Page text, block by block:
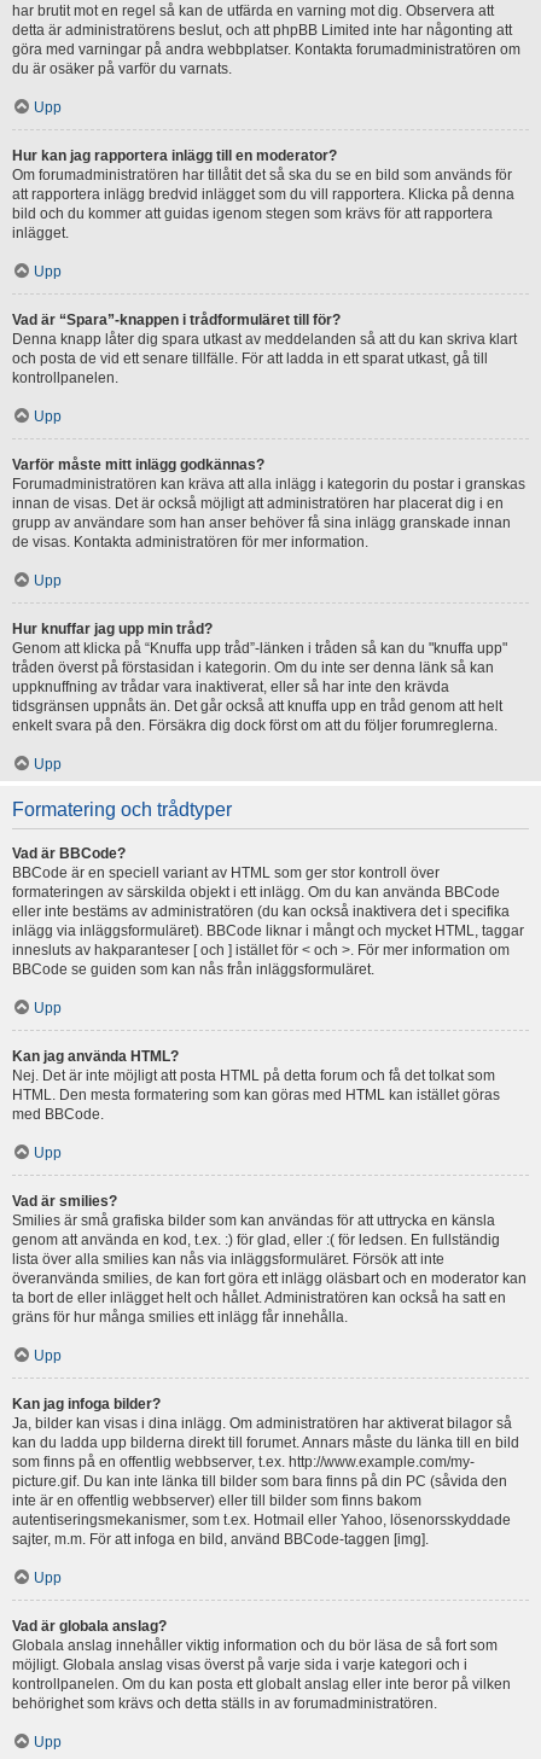
har brutit mot en regel så kan de utfärda en varning mot dig. Observera att
detta är administratörens beslut, och att phpBB Limited inte har någonting att
göra med varningar på andra webbplatser. Kontakta forumadministratören om
du är osäker på varför du varnats.
Upp
Hur kan jag rapportera inlägg till en moderator?
Om forumadministratören har tillåtit det så ska du se en bild som används för
att rapportera inlägg bredvid inlägget som du vill rapportera. Klicka på denna
bild och du kommer att guidas igenom stegen som krävs för att rapportera
inlägget.
Upp
Vad är “Spara”-knappen i trådformuläret till för?
Denna knapp låter dig spara utkast av meddelanden så att du kan skriva klart
och posta de vid ett senare tillfälle. För att ladda in ett sparat utkast, gå till
kontrollpanelen.
Upp
Varför måste mitt inlägg godkännas?
Forumadministratören kan kräva att alla inlägg i kategorin du postar i granskas
innan de visas. Det är också möjligt att administratören har placerat dig i en
grupp av användare som han anser behöver få sina inlägg granskade innan
de visas. Kontakta administratören för mer information.
Upp
Hur knuffar jag upp min tråd?
Genom att klicka på “Knuffa upp tråd”-länken i tråden så kan du "knuffa upp"
tråden överst på förstasidan i kategorin. Om du inte ser denna länk så kan
uppknuffning av trådar vara inaktiverat, eller så har inte den krävda
tidsgränsen uppnåts än. Det går också att knuffa upp en tråd genom att helt
enkelt svara på den. Försäkra dig dock först om att du följer forumreglerna.
Upp
Formatering och trådtyper
Vad är BBCode?
BBCode är en speciell variant av HTML som ger stor kontroll över
formateringen av särskilda objekt i ett inlägg. Om du kan använda BBCode
eller inte bestäms av administratören (du kan också inaktivera det i specifika
inlägg via inläggsformuläret). BBCode liknar i mångt och mycket HTML, taggar
innesluts av hakparanteser [ och ] istället för < och >. För mer information om
BBCode se guiden som kan nås från inläggsformuläret.
Upp
Kan jag använda HTML?
Nej. Det är inte möjligt att posta HTML på detta forum och få det tolkat som
HTML. Den mesta formatering som kan göras med HTML kan istället göras
med BBCode.
Upp
Vad är smilies?
Smilies är små grafiska bilder som kan användas för att uttrycka en känsla
genom att använda en kod, t.ex. :) för glad, eller :( för ledsen. En fullständig
lista över alla smilies kan nås via inläggsformuläret. Försök att inte
överanvända smilies, de kan fort göra ett inlägg oläsbart och en moderator kan
ta bort de eller inlägget helt och hållet. Administratören kan också ha satt en
gräns för hur många smilies ett inlägg får innehålla.
Upp
Kan jag infoga bilder?
Ja, bilder kan visas i dina inlägg. Om administratören har aktiverat bilagor så
kan du ladda upp bilderna direkt till forumet. Annars måste du länka till en bild
som finns på en offentlig webbserver, t.ex. http://www.example.com/my-
picture.gif. Du kan inte länka till bilder som bara finns på din PC (såvida den
inte är en offentlig webbserver) eller till bilder som finns bakom
autentiseringsmekanismer, som t.ex. Hotmail eller Yahoo, lösenorsskyddade
sajter, m.m. För att infoga en bild, använd BBCode-taggen [img].
Upp
Vad är globala anslag?
Globala anslag innehåller viktig information och du bör läsa de så fort som
möjligt. Globala anslag visas överst på varje sida i varje kategori och i
kontrollpanelen. Om du kan posta ett globalt anslag eller inte beror på vilken
behörighet som krävs och detta ställs in av forumadministratören.
Upp